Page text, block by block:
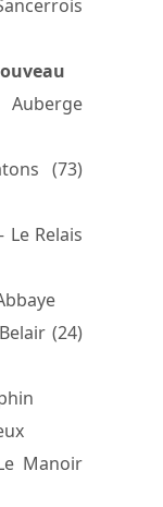
(73)
Le Relais
(24)
Manoir